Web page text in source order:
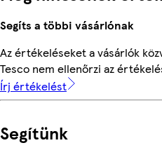
Segíts a többi vásárlónak
Az értékeléseket a vásárlók
Tesco nem ellenőrzi az
Írj értékelést
Segítünk